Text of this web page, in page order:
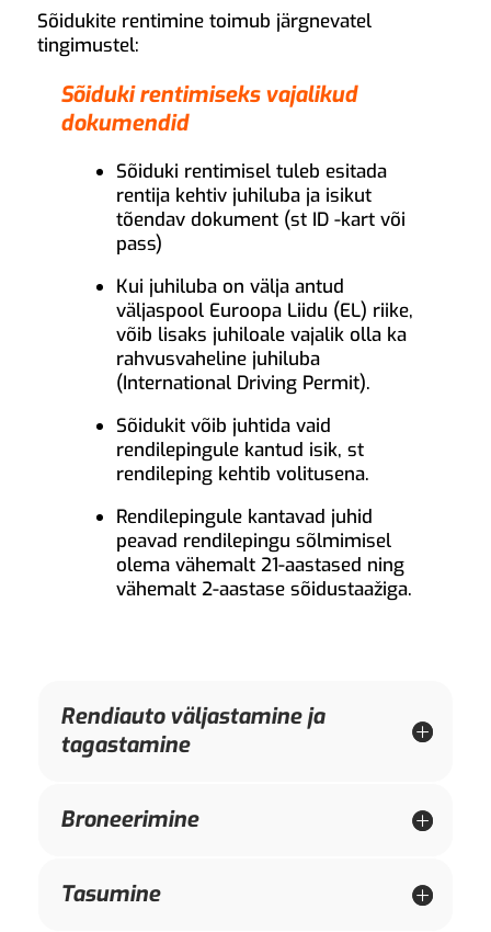
Sõidukite rentimine toimub järgnevatel
tingimustel:
Sõiduki rentimiseks vajalikud
dokumendid
Sõiduki rentimisel tuleb esitada
rentija kehtiv juhiluba ja isikut
tõendav dokument (st ID -kart või
pass)
Kui juhiluba on välja antud
väljaspool Euroopa Liidu (EL) riike,
võib lisaks juhiloale vajalik olla ka
rahvusvaheline juhiluba
(International Driving Permit).
Sõidukit võib juhtida vaid
rendilepingule kantud isik, st
rendileping kehtib volitusena.
Rendilepingule kantavad juhid
peavad rendilepingu sõlmimisel
olema vähemalt 21-aastased ning
vähemalt 2-aastase sõidustaažiga.
Rendiauto väljastamine ja
tagastamine
Broneerimine
Tasumine